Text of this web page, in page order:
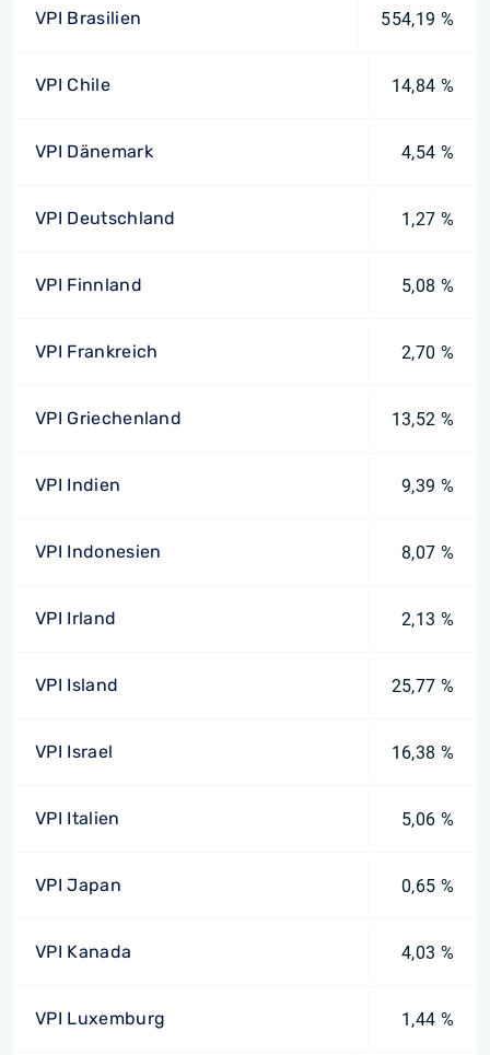
VPI Brasilien 554,19 %
VPI Chile 14,84 %
VPI Dänemark 4,54 %
VPI Deutschland 1,27 %
VPI Finnland 5,08 %
VPI Frankreich 2,70 %
VPI Griechenland 13,52 %
VPI Indien 9,39 %
VPI Indonesien 8,07 %
VPI Irland 2,13 %
VPI Island 25,77 %
VPI Israel 16,38 %
VPI Italien 5,06 %
VPI Japan 0,65 %
VPI Kanada 4,03 %
VPI Luxemburg 1,44 %